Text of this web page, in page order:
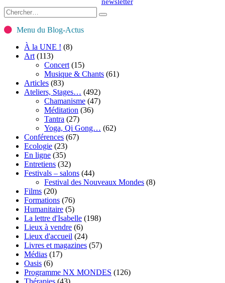
Menu du Blog-Actus
À la UNE ! (8)
Art (113)
Concert (15)
Musique & Chants (61)
Articles (83)
Ateliers, Stages… (492)
Chamanisme (47)
Méditation (36)
Tantra (27)
Yoga, Qi Gong… (62)
Conférences (67)
Ecologie (23)
En ligne (35)
Entretiens (32)
Festivals – salons (44)
Festival des Nouveaux Mondes (8)
Films (20)
Formations (76)
Humanitaire (5)
La lettre d'Isabelle (198)
Lieux à vendre (6)
Lieux d'accueil (24)
Livres et magazines (57)
Médias (17)
Oasis (6)
Programme NX MONDES (126)
Thérapies (43)